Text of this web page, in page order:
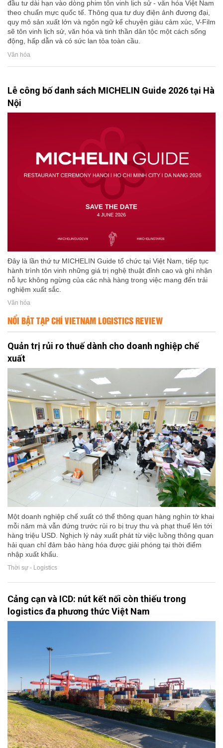
đầu tư dài hạn vào dòng phim tôn vinh lịch sử - văn hóa Việt Nam
theo chuẩn mực quốc tế. Thông qua tư duy điện ảnh đương đại,
quy mô sản xuất lớn và ngôn ngữ kể chuyện giàu cảm xúc, V-Film
sẽ tôn vinh lịch sử, văn hóa và tinh thần dân tộc một cách sống
động, hấp dẫn và có sức lan tỏa toàn cầu.
Văn hóa
Lễ công bố danh sách MICHELIN Guide 2026 tại Hà
Nội
Đây là lần thứ tư MICHELIN Guide tổ chức tại Việt Nam, tiếp tục
hành trình tôn vinh những giá trị nghệ thuật đỉnh cao và ghi nhận
nỗ lực không ngừng của các nhà hàng trong việc mang đến trải
nghiệm xuất sắc.
Văn hóa
NỔI BẬT TẠP CHÍ VIETNAM LOGISTICS REVIEW
Quản trị rủi ro thuế dành cho doanh nghiệp chế
xuất
Một doanh nghiệp chế xuất có thể thông quan hàng nghìn tờ khai
mỗi năm mà vẫn đứng trước rủi ro bị truy thu và phạt thuế lên tới
hàng triệu USD. Nghịch lý này xuất phát từ việc luồng thông quan
hải quan chỉ đảm bảo hàng hóa được giải phóng tại thời điểm
nhập xuất khẩu.
Thời sự - Logistics
Cảng cạn và ICD: nút kết nối còn thiếu trong
logistics đa phương thức Việt Nam